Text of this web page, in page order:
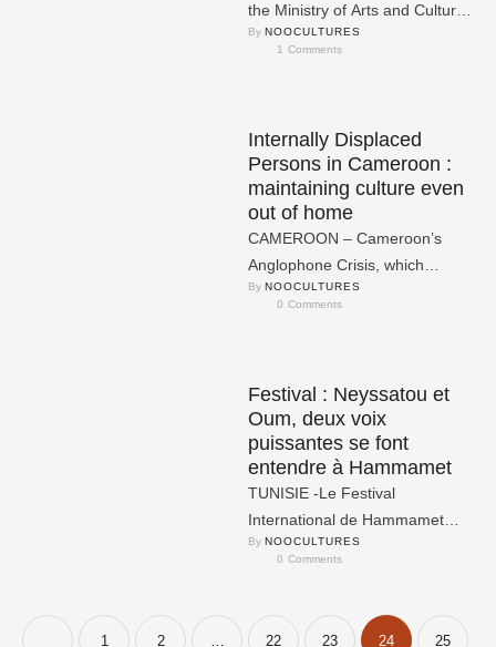
the Ministry of Arts and Culture
(MINAC) took place from the
By NOOCULTURES
1 Comments
Internally Displaced
Persons in Cameroon :
maintaining culture even
out of home
CAMEROON – Cameroon’s
Anglophone Crisis, which
emerged from legal and
By NOOCULTURES
0 Comments
Festival : Neyssatou et
Oum, deux voix
puissantes se font
entendre à Hammamet
TUNISIE -Le Festival
International de Hammamet
(FIH) a accueilli, le 3 août
By NOOCULTURES
0 Comments
1 2 22 23 24 25